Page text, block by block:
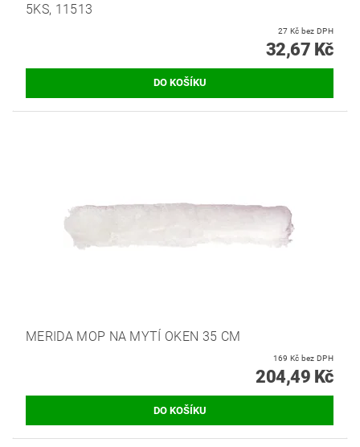
5KS, 11513
27 Kč bez DPH
32,67 Kč
MERIDA MOP NA MYTÍ OKEN 35 CM
169 Kč bez DPH
204,49 Kč